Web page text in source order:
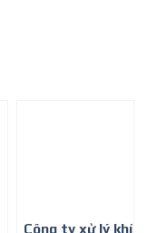
Công ty xử lý khí